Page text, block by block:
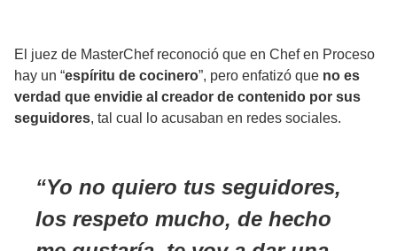
El juez de MasterChef reconoció que en Chef en Proceso
hay un “espíritu de cocinero”, pero enfatizó que no es
verdad que envidie al creador de contenido por sus
seguidores, tal cual lo acusaban en redes sociales.
Yo no quiero tus seguidores,
los respeto mucho, de hecho